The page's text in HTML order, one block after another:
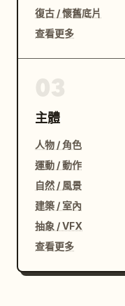
復古 / 懷舊底片
查看更多
主體
人物 / 角色
運動 / 動作
自然 / 風景
建築 / 室內
抽象 / VFX
查看更多